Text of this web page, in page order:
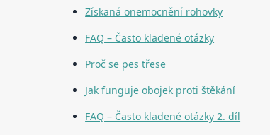
Získaná onemocnění rohovky
FAQ – Často kladené otázky
Proč se pes třese
Jak funguje obojek proti štěkání
FAQ – Často kladené otázky 2. díl